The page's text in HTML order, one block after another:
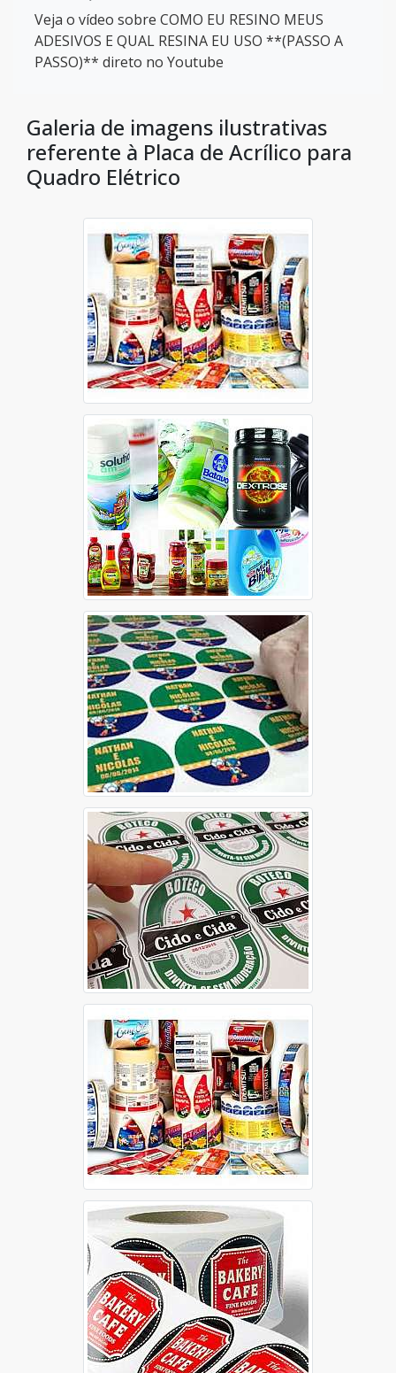
Veja o vídeo sobre COMO EU RESINO MEUS
ADESIVOS E QUAL RESINA EU USO **(PASSO A
PASSO)** direto no Youtube
Galeria de imagens ilustrativas
referente à Placa de Acrílico para
Quadro Elétrico